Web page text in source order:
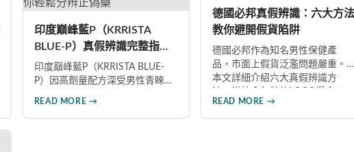
提升親密生活品質。
印度巔峰藍P（KRRISTA
BLUE-P）真假辨識完整指
南：6大招教你輕鬆分辨正偽
藥
印度巔峰藍P（KRRISTA BLUE-
P）因高劑量配方深受男性青睞，
READ MORE →
德國必邦真假辨識：六大方法
教你避開假貨陷阱
德國必邦作為知名男性保健產
品，市面上假貨泛濫問題嚴重。
本文詳細介紹六大真假辨識方
藝、說明書與生產地資訊、藥錠
的「HY」刻印與六角星芒造型、
READ MORE →